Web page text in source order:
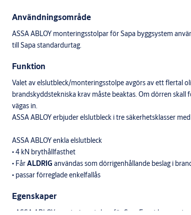
Användningsområde
ASSA ABLOY monteringsstolpar för Sapa byggsystem
till Sapa standardurtag.
Funktion
Valet av elslutbleck/monteringsstolpe avgörs av ett flertal
brandskyddstekniska krav måste beaktas. Om dörren
vägas in.
ASSA ABLOY erbjuder elslutbleck i tre säkerhetsklasser
ASSA ABLOY enkla elslutbleck
• 4 kN brythållfasthet
• FårALDRIG användas som dörrigenhållande beslag i
• passar förreglade enkelfallås
Egenskaper
• ASSA ABLOY monteringsstolpar för SapaFront